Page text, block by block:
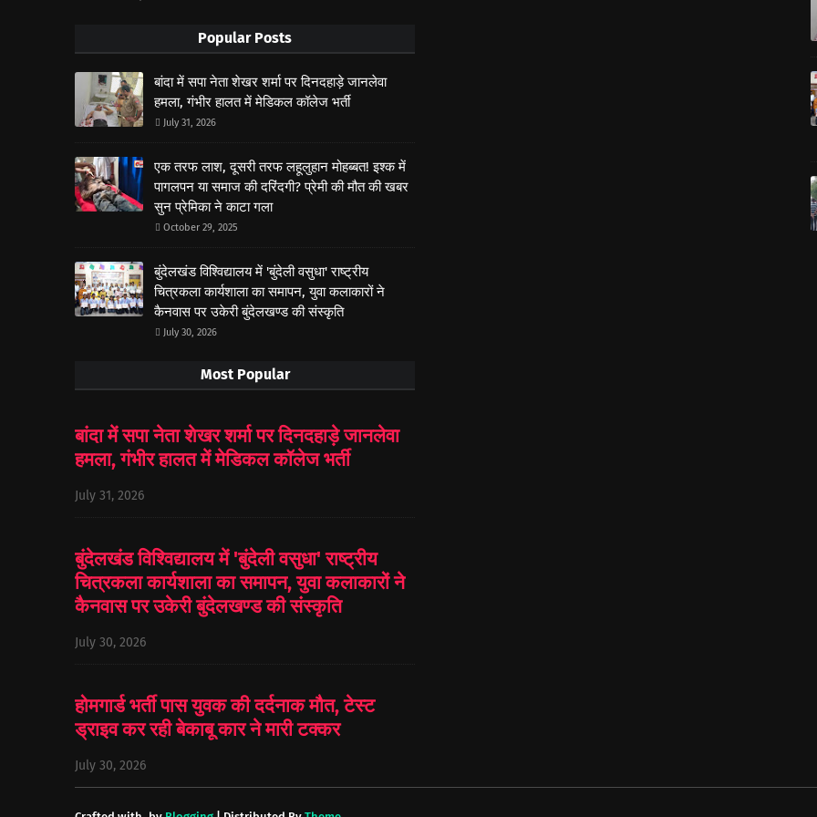
Popular Posts
बांदा में सपा नेता शेखर शर्मा पर दिनदहाड़े जानलेवा
हमला, गंभीर हालत में मेडिकल कॉलेज भर्ती
July 31, 2026
एक तरफ लाश, दूसरी तरफ लहूलुहान मोहब्बत! इश्क में
पागलपन या समाज की दरिंदगी? प्रेमी की मौत की खबर
सुन प्रेमिका ने काटा गला
October 29, 2025
बुंदेलखंड विश्विद्यालय में 'बुंदेली वसुधा' राष्ट्रीय
चित्रकला कार्यशाला का समापन, युवा कलाकारों ने
कैनवास पर उकेरी बुंदेलखण्ड की संस्कृति
July 30, 2026
Most Popular
बांदा में सपा नेता शेखर शर्मा पर दिनदहाड़े जानलेवा
हमला, गंभीर हालत में मेडिकल कॉलेज भर्ती
July 31, 2026
बुंदेलखंड विश्विद्यालय में 'बुंदेली वसुधा' राष्ट्रीय
चित्रकला कार्यशाला का समापन, युवा कलाकारों ने
कैनवास पर उकेरी बुंदेलखण्ड की संस्कृति
July 30, 2026
होमगार्ड भर्ती पास युवक की दर्दनाक मौत, टेस्ट
ड्राइव कर रही बेकाबू कार ने मारी टक्कर
July 30, 2026